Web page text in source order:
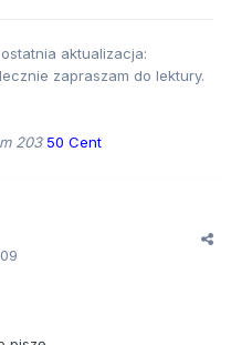
aktualizacja:
zapraszam do lektury.
203 50 Cent